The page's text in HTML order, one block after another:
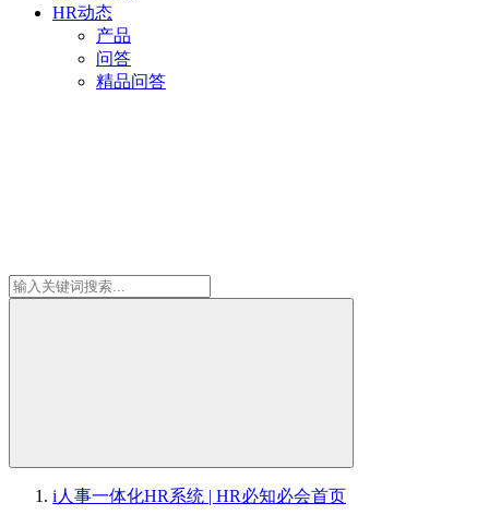
HR动态
产品
问答
精品问答
i人事一体化HR系统 | HR必知必会首页